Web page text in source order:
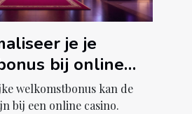
je je
bij online
welkomstbonus kan de
bij een online casino.